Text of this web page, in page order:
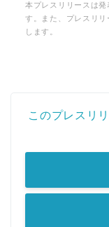
本プレスリリースは
す。また、プレスリ
します。
このプレスリ